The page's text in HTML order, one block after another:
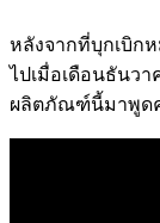
หลังจากที่บุกเบิกห
ไปเมื่อเดือนธันวา
ผลิตภัณฑ์นี้มาพูด